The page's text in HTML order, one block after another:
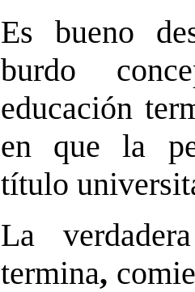
Es bueno
burdo
educación
en que la
título
La
termina,